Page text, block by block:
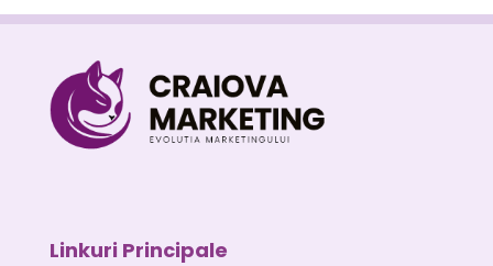
Linkuri Principale